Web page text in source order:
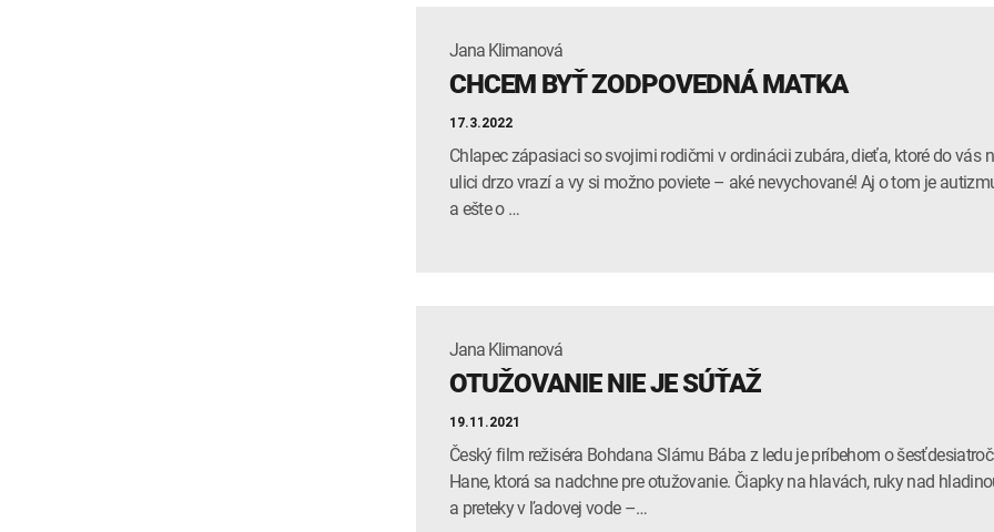
Jana Klimanová
CHCEM BYŤ ZODPOVEDNÁ MATKA
17.3.2022
Chlapec zápasiaci so svojimi rodičmi v ordinácii zubára, dieťa, ktoré do vás
ulici drzo vrazí a vy si možno poviete – aké nevychované! Aj o tom je
a ešte o …
Jana Klimanová
OTUŽOVANIE NIE JE SÚŤAŽ
19.11.2021
Český film režiséra Bohdana Slámu Bába z ledu je príbehom o
Hane, ktorá sa nadchne pre otužovanie. Čiapky na hlavách, ruky nad
a preteky v ľadovej vode –…